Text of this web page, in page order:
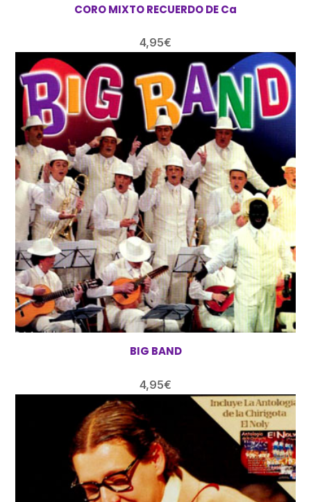
CORO MIXTO RECUERDO DE Ca
4,95€
BIG BAND
4,95€